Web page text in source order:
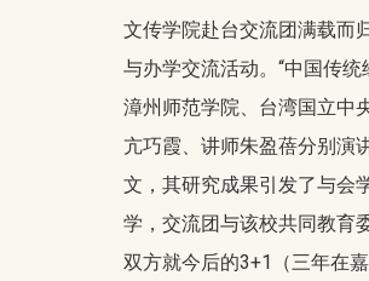
文传学院赴台交流团满载而
与办学交流活动。“中国传
漳州师范学院、台湾国立中
亢巧霞、讲师朱盈蓓分别演
文，其研究成果引发了与会
学，交流团与该校共同教育
双方就今后的3+1（三年在